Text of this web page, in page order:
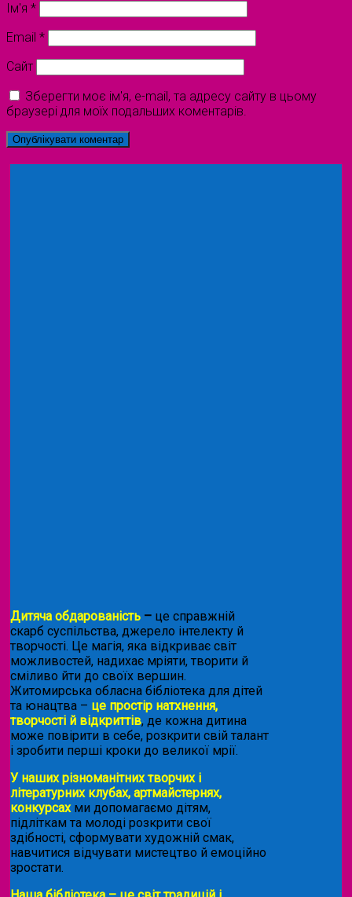
Ім'я *
Email *
Сайт
Зберегти моє ім'я, e-mail, та адресу сайту в цьому
браузері для моїх подальших коментарів.
Дитяча обдарованість – це справжній
скарб суспільства, джерело інтелекту й
творчості. Це магія, яка відкриває світ
можливостей, надихає мріяти, творити й
сміливо йти до своїх вершин.
Житомирська обласна бібліотека для дітей
та юнацтва – це простір натхнення,
творчості й відкриттів, де кожна дитина
може повірити в себе, розкрити свій талант
і зробити перші кроки до великої мрії.
У наших різноманітних творчих і
літературних клубах, артмайстернях,
конкурсахми допомагаємо дітям,
підліткам та молоді розкрити свої
здібності, сформувати художній смак,
навчитися відчувати мистецтво й емоційно
зростати.